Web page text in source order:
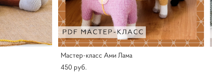
Мастер-класс Ами Лама
450 pуб.